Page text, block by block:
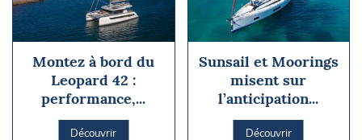
Montez à bord du
Leopard 42 :
performance,...
Découvrir
Sunsail et Moorings
misent sur
l’anticipation...
Découvrir